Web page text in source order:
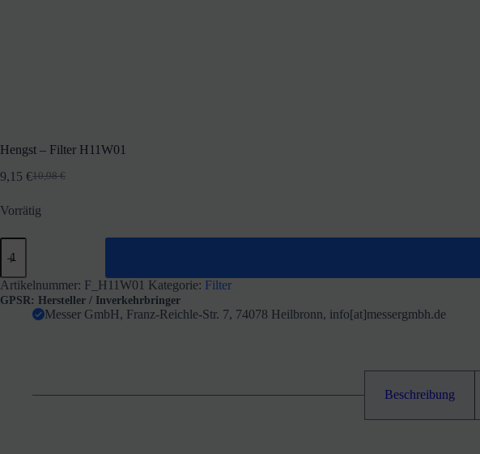
Hengst – Filter H11W01
10,98€
Ursprünglicher
war:
9,15 €Aktueller
ist:
Vorrätig
Hengst
H11W01
Menge
Artikelnummer: F_H11W01 Kategorie: Filter
GPSR: Hersteller / Inverkehrbringer
Messer GmbH, Franz-Reichle-Str. 7, 74078 Heilbronn, info[at]messergmbh.de
Beschreibung